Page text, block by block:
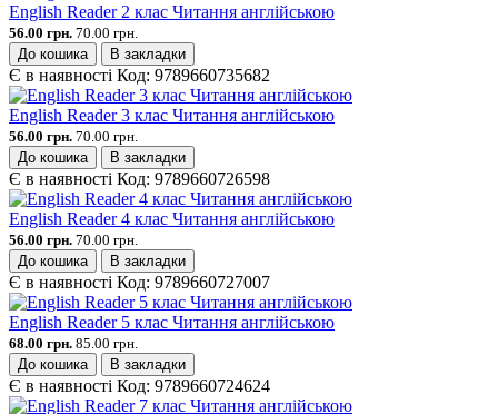
English Reader 2 клас Читання англійською
56.00 грн. 70.00 грн.
До кошика
В закладки
Є в наявності Код: 9789660735682
English Reader 3 клас Читання англійською
56.00 грн. 70.00 грн.
До кошика
В закладки
Є в наявності Код: 9789660726598
English Reader 4 клас Читання англійською
56.00 грн. 70.00 грн.
До кошика
В закладки
Є в наявності Код: 9789660727007
English Reader 5 клас Читання англійською
68.00 грн. 85.00 грн.
До кошика
В закладки
Є в наявності Код: 9789660724624